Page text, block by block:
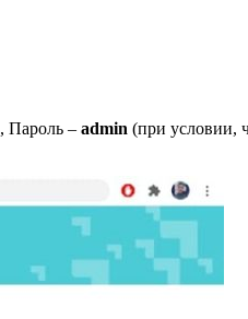
, Пароль – admin (при условии,